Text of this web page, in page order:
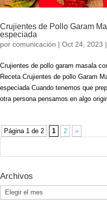
Crujientes de Pollo Garam
especiada
por comunicación | Oct 24, 2023 |
Crujientes de pollo garam masala
Receta Crujientes de pollo Garam
especiada Cuando tenemos que
otra persona pensamos en algo
Página 1 de 2 1 2 »
Archivos
Archivos